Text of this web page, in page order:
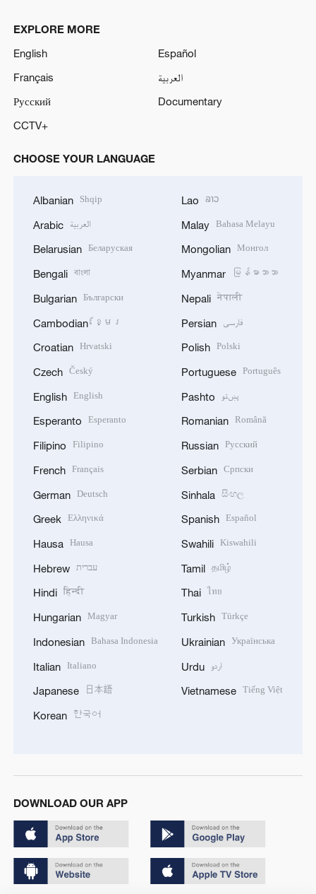
EXPLORE MORE
English
Español
Français
العربية
Русский
Documentary
CCTV+
CHOOSE YOUR LANGUAGE
Albanian Shqip
Arabic العربية
Belarusian Беларуская
Bengali বাংলা
Bulgarian Български
Cambodian ខ្មែរ
Croatian Hrvatski
Czech Český
English English
Esperanto Esperanto
Filipino Filipino
French Français
German Deutsch
Greek Ελληνικά
Hausa Hausa
Hebrew עברית
Hindi हिन्दी
Hungarian Magyar
Indonesian Bahasa Indonesia
Italian Italiano
Japanese 日本語
Korean 한국어
Lao ລາວ
Malay Bahasa Melayu
Mongolian Монгол
Myanmar မြန်မာဘာသာ
Nepali नेपाली
Persian فارسی
Polish Polski
Portuguese Português
Pashto پښتو
Romanian Română
Russian Русский
Serbian Српски
Sinhala සිංහල
Spanish Español
Swahili Kiswahili
Tamil தமிழ்
Thai ไทย
Turkish Türkçe
Ukrainian Українська
Urdu اردو
Vietnamese Tiếng Việt
DOWNLOAD OUR APP